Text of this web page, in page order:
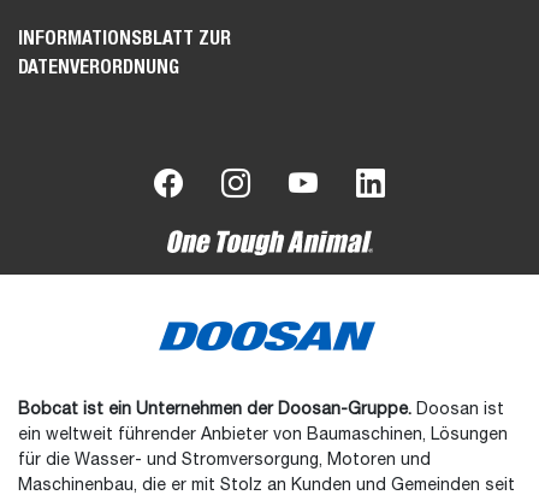
INFORMATIONSBLATT ZUR
DATENVERORDNUNG
Bobcat ist ein Unternehmen der Doosan-Gruppe. Doosan ist
ein weltweit führender Anbieter von Baumaschinen, Lösungen
für die Wasser- und Stromversorgung, Motoren und
Maschinenbau, die er mit Stolz an Kunden und Gemeinden seit